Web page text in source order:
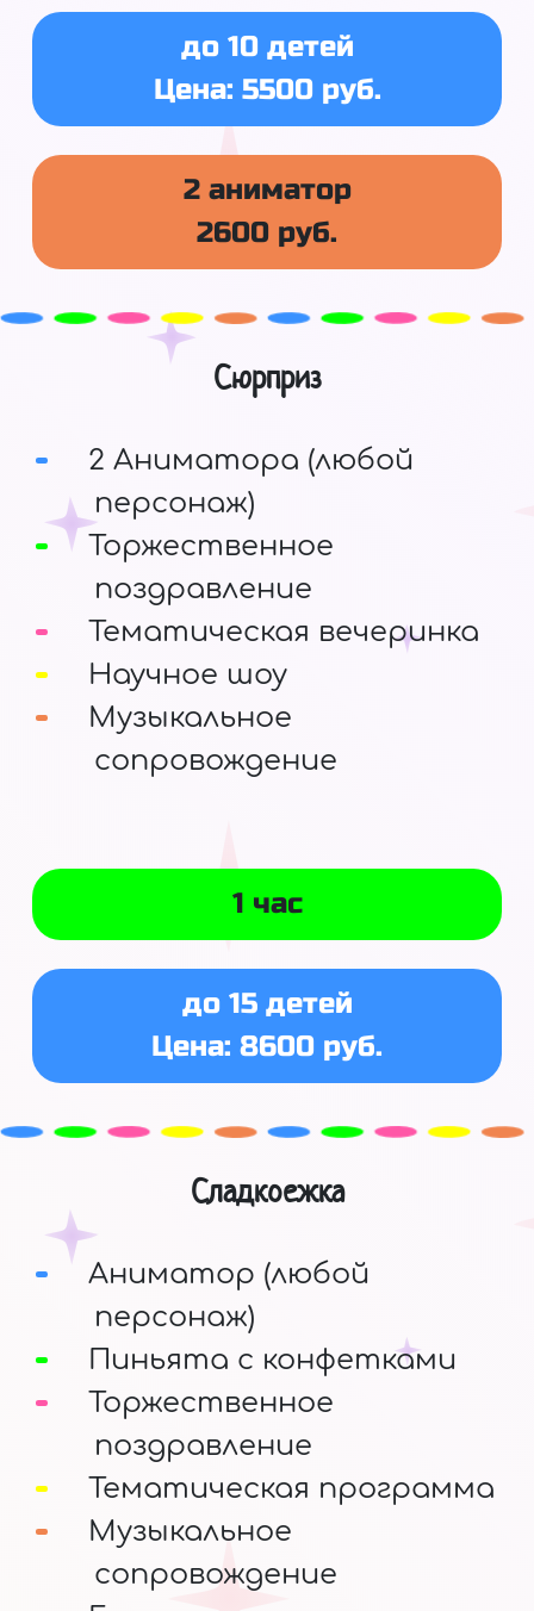
до 10 детей
Цена: 5500 руб.
2 аниматор
2600 руб.
Сюрприз
2 Аниматора (любой
персонаж)
Торжественное
поздравление
Тематическая вечеринка
Научное шоу
Музыкальное
сопровождение
1 час
до 15 детей
Цена: 8600 руб.
Сладкоежка
Аниматор (любой
персонаж)
Пиньята с конфетками
Торжественное
поздравление
Тематическая программа
Музыкальное
сопровождение